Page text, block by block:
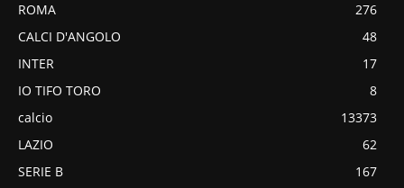
ROMA
276
CALCI D'ANGOLO
48
INTER
17
IO TIFO TORO
8
calcio
13373
LAZIO
62
SERIE B
167